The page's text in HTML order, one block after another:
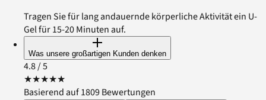
Tragen Sie für lang andauernde körperliche Aktivität ein U-
Gel für 15-20 Minuten auf.
Was unsere großartigen Kunden denken
4.8/ 5
★★★★★
Basierend auf 1809 Bewertungen